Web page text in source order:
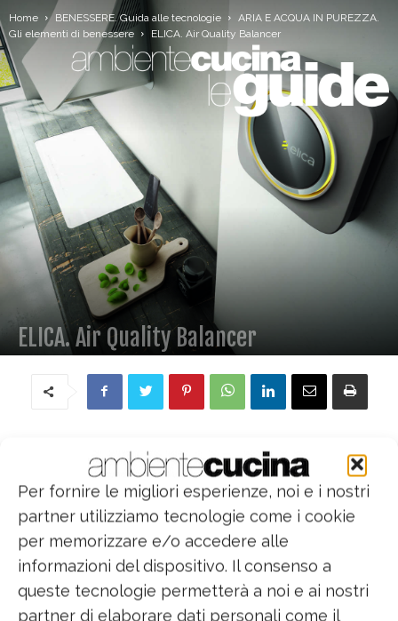
Per fornire le migliori esperienze, noi e i nostri
partner utilizziamo tecnologie come i cookie
per memorizzare e/o accedere alle
informazioni del dispositivo. Il consenso a
queste tecnologie permetterà a noi e ai nostri
partner di elaborare dati personali come il
Home BENESSERE. Guida alle tecnologie
ARIA E ACQUA IN PUREZZA.
Gli elementi di benessere
ELICA. Air Quality Balancer
ELICA. Air Quality Balancer
è un Air Quality Balancer che, grazie alla
presenza di tre sensori e di un sofisticato
algoritmo,monitora e migliora
automaticamente la qualità dell’aria,
riducendo in pochi minuti la presenza di agenti
inquinanti, odori ed eccessi di vapore negli
ambienti chiusi.